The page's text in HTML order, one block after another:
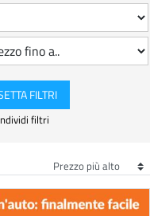
FILTRI
filtri